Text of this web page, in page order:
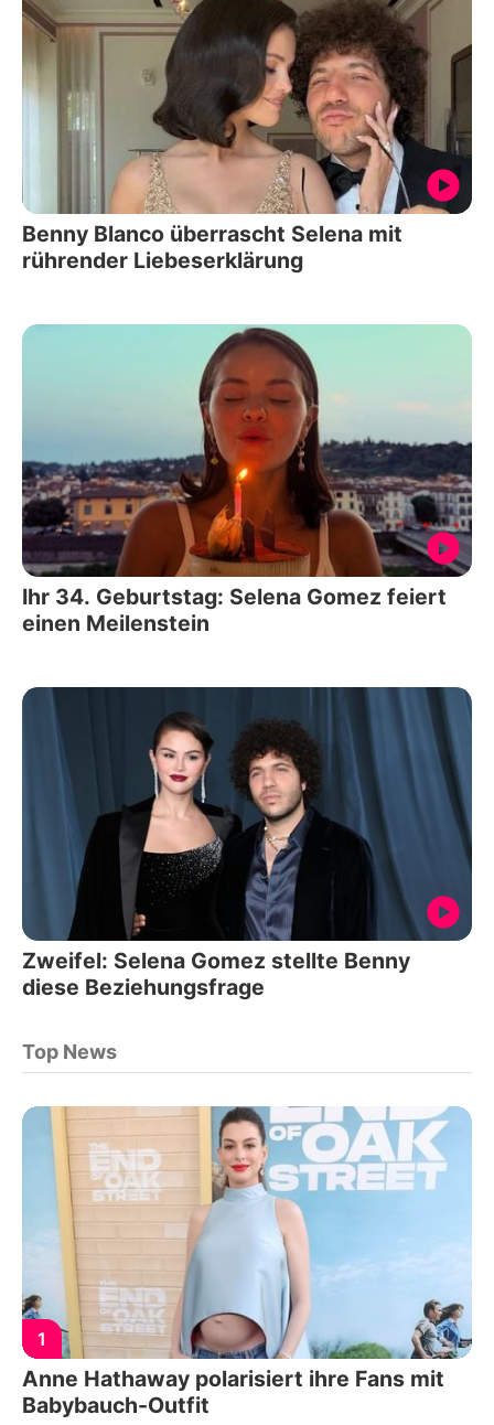
Benny Blanco überrascht Selena mit
rührender Liebeserklärung
Ihr 34. Geburtstag: Selena Gomez feiert
einen Meilenstein
Zweifel: Selena Gomez stellte Benny
diese Beziehungsfrage
Top News
1
Anne Hathaway polarisiert ihre Fans mit
Babybauch-Outfit